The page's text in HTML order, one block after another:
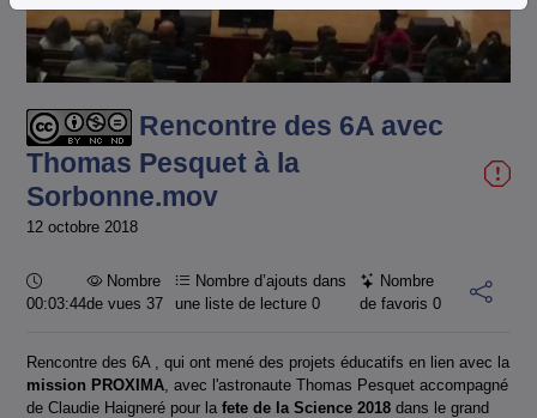
la
vidéo
Rencontre des 6A avec
Thomas Pesquet à la
Sorbonne.mov
12 octobre 2018
Durée :
00:03:44
Nombre
de vues 37
Nombre d’ajouts dans
une liste de lecture0
Nombre
de favoris 0
Rencontre des 6A , qui ont mené des projets éducatifs en lien avec la
mission PROXIMA , avec l'astronaute Thomas Pesquet accompagné
de Claudie Haigneré pour la fete de la Science 2018 dans le grand